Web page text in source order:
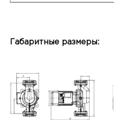
Габаритные размеры: